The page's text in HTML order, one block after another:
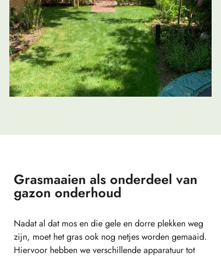
Grasmaaien als onderdeel van
gazon onderhoud
Nadat al dat mos en die gele en dorre plekken weg
zijn, moet het gras ook nog netjes worden gemaaid.
Hiervoor hebben we verschillende apparatuur tot